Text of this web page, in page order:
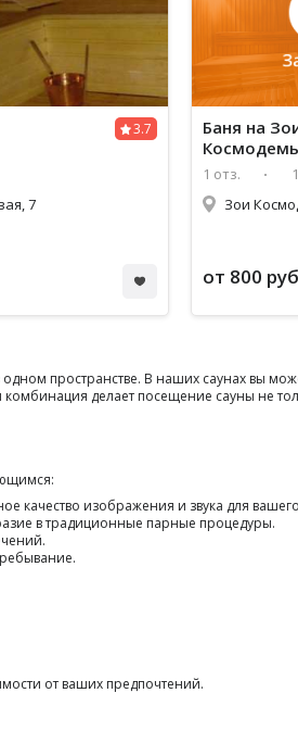
3.7
7
Баня на
1 отз.
Зои
от 800
пространстве. В наших саунах вы
делает посещение сауны не
изображения и звука для вашего
в традиционные парные процедуры.
от ваших предпочтений.